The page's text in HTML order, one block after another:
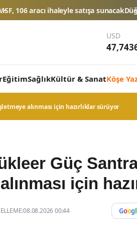
sunacakDüğün konvoyuna ağır
USD
EğitimSağlıkKültür & SanatKöşe
alınması için hazırlıklar sürüyor
Güç
için
00:44 Googl